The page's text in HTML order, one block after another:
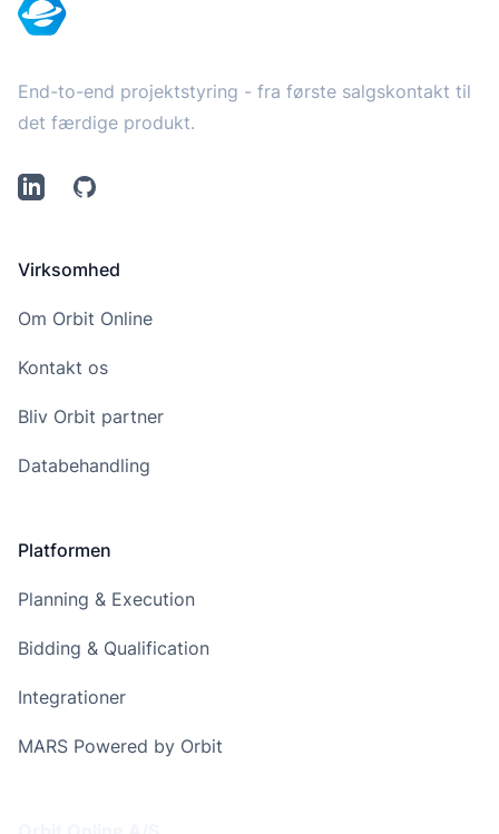
End-to-end projektstyring - fra første salgskontakt til
det færdige produkt.
LinkedInGithub
Virksomhed
Om Orbit Online
Kontakt os
Bliv Orbit partner
Databehandling
Platformen
Planning & Execution
Bidding & Qualification
Integrationer
MARS Powered by Orbit